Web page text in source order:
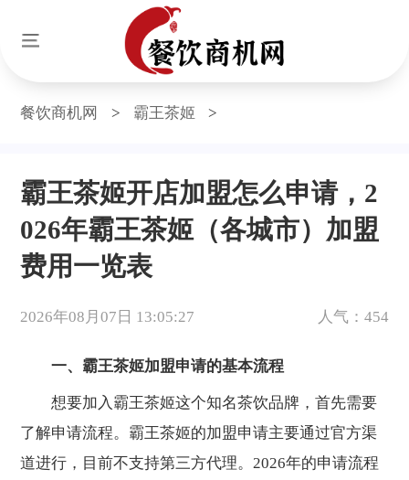
餐饮商机网 > 霸王茶姬 >
霸王茶姬开店加盟怎么申请，2
026年霸王茶姬（各城市）加盟
费用一览表
2026年08月07日 13:05:27 人气：454
一、霸王茶姬加盟申请的基本流程
想要加入霸王茶姬这个知名茶饮品牌，首先需要
了解申请流程。霸王茶姬的加盟申请主要通过官方渠
道进行，目前不支持第三方代理。2026年的申请流程